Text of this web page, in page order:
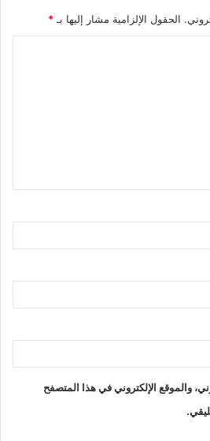
الحقول الإلزامية مشار إليها بـ *
والموقع الإلكتروني في هذا المتصفح